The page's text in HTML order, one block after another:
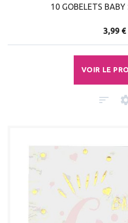
10 GOBELETS BABY
3,99 €
VOIR LE